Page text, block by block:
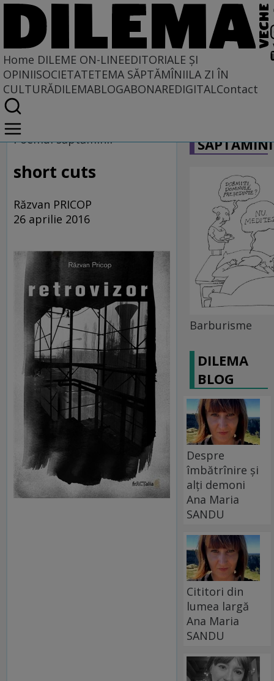
Home DILEME ON-LINEEDITORIALE ȘI
OPINIISOCIETATETEMA SĂPTĂMÎNIILA ZI ÎN
CULTURĂDILEMABLOGABONAREDIGITALContact
Home
Dileme on-line
Poemul săptămînii
short cuts
Răzvan PRICOP
26 aprilie 2016
Barburisme
DILEMA
BLOG
Despre
îmbătrînire și
alți demoni
Ana Maria
SANDU
Cititori din
lumea largă
Ana Maria
SANDU